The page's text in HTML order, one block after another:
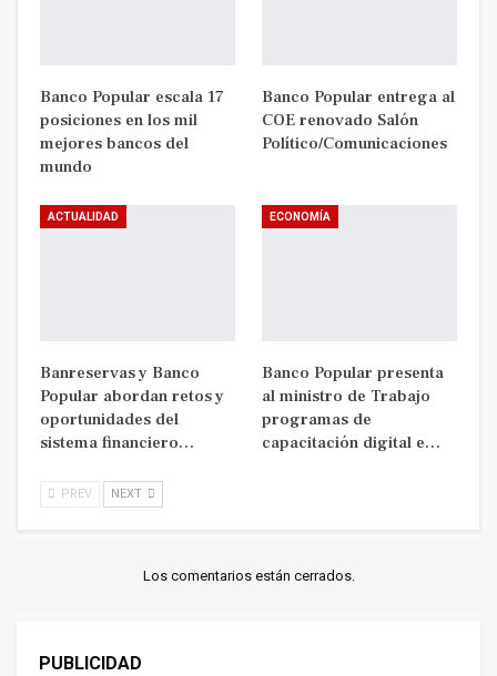
Banco Popular escala 17
posiciones en los mil
mejores bancos del
mundo
Banco Popular entrega al
COE renovado Salón
Político/Comunicaciones
ACTUALIDAD
Banreservas y Banco
Popular abordan retos y
oportunidades del
sistema financiero…
ECONOMÍA
Banco Popular presenta
al ministro de Trabajo
programas de
capacitación digital e…
PREV NEXT
Los comentarios están cerrados.
PUBLICIDAD